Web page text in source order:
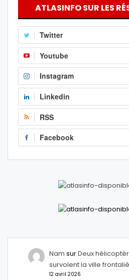
ATLASINFO SUR LES
Twitter
Youtube
Instagram
Linkedin
RSS
Facebook
Nam surDeux
survolent la ville
12 avril 2026